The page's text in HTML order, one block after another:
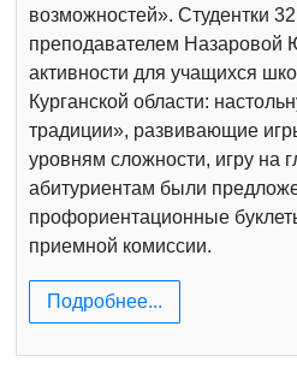
возможностей». Студентки
преподавателем Назаровой
активности для учащихся
Курганской области:
традиции», развивающие
уровням сложности, игру на
абитуриентам были
профориентационные
приемной комиссии.
Подробнее...